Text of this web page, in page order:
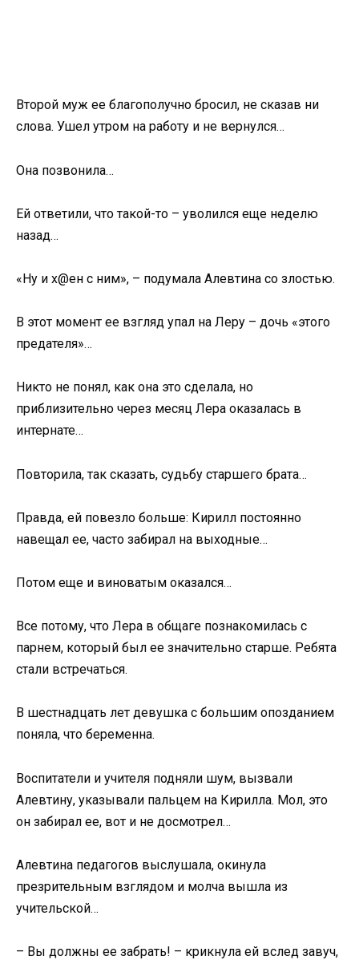
Второй муж ее благополучно бросил, не сказав ни
слова. Ушел утром на работу и не вернулся…
Она позвонила…
Ей ответили, что такой-то – уволился еще неделю
назад…
«Ну и х@ен с ним», – подумала Алевтина со злостью.
В этот момент ее взгляд упал на Леру – дочь «этого
предателя»…
Никто не понял, как она это сделала, но
приблизительно через месяц Лера оказалась в
интернате…
Повторила, так сказать, судьбу старшего брата…
Правда, ей повезло больше: Кирилл постоянно
навещал ее, часто забирал на выходные…
Потом еще и виноватым оказался…
Все потому, что Лера в общаге познакомилась с
парнем, который был ее значительно старше. Ребята
стали встречаться.
В шестнадцать лет девушка с большим опозданием
поняла, что беременна.
Воспитатели и учителя подняли шум, вызвали
Алевтину, указывали пальцем на Кирилла. Мол, это
он забирал ее, вот и не досмотрел…
Алевтина педагогов выслушала, окинула
презрительным взглядом и молча вышла из
учительской…
– Вы должны ее забрать! – крикнула ей вслед завуч,